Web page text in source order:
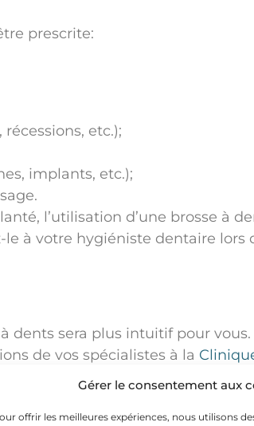
Gérer le consentement aux
offrir les meilleures expériences, nous utilisons
prescrite:
etc.);
implants, etc.);
l’utilisation d’une brosse à
à votre hygiéniste dentaire lors
dents sera plus intuitif pour vous.
de vos spécialistes à la
dentaire optimale et à éviter